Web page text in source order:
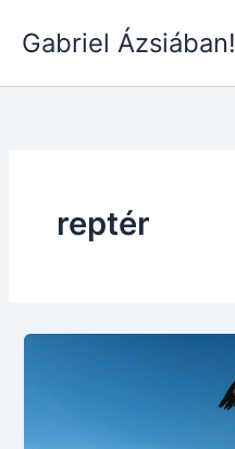
Gabriel Ázsiában!
reptér